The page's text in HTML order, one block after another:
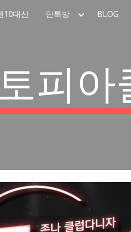
Skip to
10대산 단톡방 BLOG
피아